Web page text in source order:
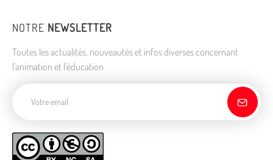
NOTRE NEWSLETTER
Toutes les actualités, nouveautés et infos diverses concernant
l'animation et l'éducation